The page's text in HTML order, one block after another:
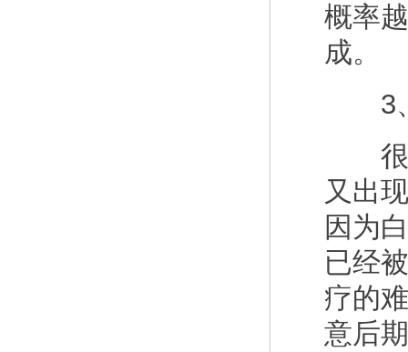
概率
成。
3、
很多
又出
因为
已经
疗的
意后